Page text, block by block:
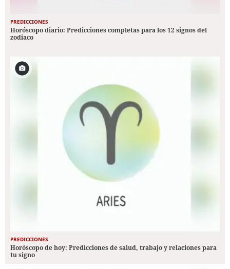
PREDICCIONES
Horóscopo diario: Predicciones completas para los 12 signos del
zodiaco
PREDICCIONES
Horóscopo de hoy: Predicciones de salud, trabajo y relaciones para
tu signo